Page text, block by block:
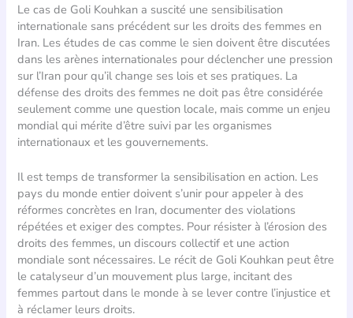
Le cas de Goli Kouhkan a suscité une sensibilisation
internationale sans précédent sur les droits des femmes en
Iran. Les études de cas comme le sien doivent être discutées
dans les arènes internationales pour déclencher une pression
sur l’Iran pour qu’il change ses lois et ses pratiques. La
défense des droits des femmes ne doit pas être considérée
seulement comme une question locale, mais comme un enjeu
mondial qui mérite d’être suivi par les organismes
internationaux et les gouvernements.
Il est temps de transformer la sensibilisation en action. Les
pays du monde entier doivent s’unir pour appeler à des
réformes concrètes en Iran, documenter des violations
répétées et exiger des comptes. Pour résister à l’érosion des
droits des femmes, un discours collectif et une action
mondiale sont nécessaires. Le récit de Goli Kouhkan peut être
le catalyseur d’un mouvement plus large, incitant des
femmes partout dans le monde à se lever contre l’injustice et
à réclamer leurs droits.